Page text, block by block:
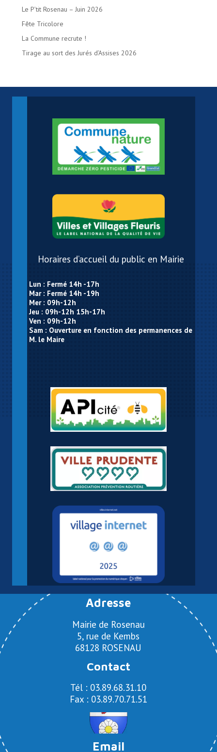
Le P’tit Rosenau – Juin 2026
Fête Tricolore
La Commune recrute !
Tirage au sort des Jurés d’Assises 2026
Horaires d’accueil du public en Mairie
Lun : Fermé 14h -17h
Mar : Fermé 14h -19h
Mer : 09h-12h
Jeu : 09h-12h 15h-17h
Ven : 09h-12h
Sam : Ouverture en fonction des permanences de
M. le Maire
Adresse
Mairie de Rosenau
5, rue de Kembs
68128 ROSENAU
Contact
Tél : 03.89.68.31.10
Fax : 03.89.70.71.51
Email